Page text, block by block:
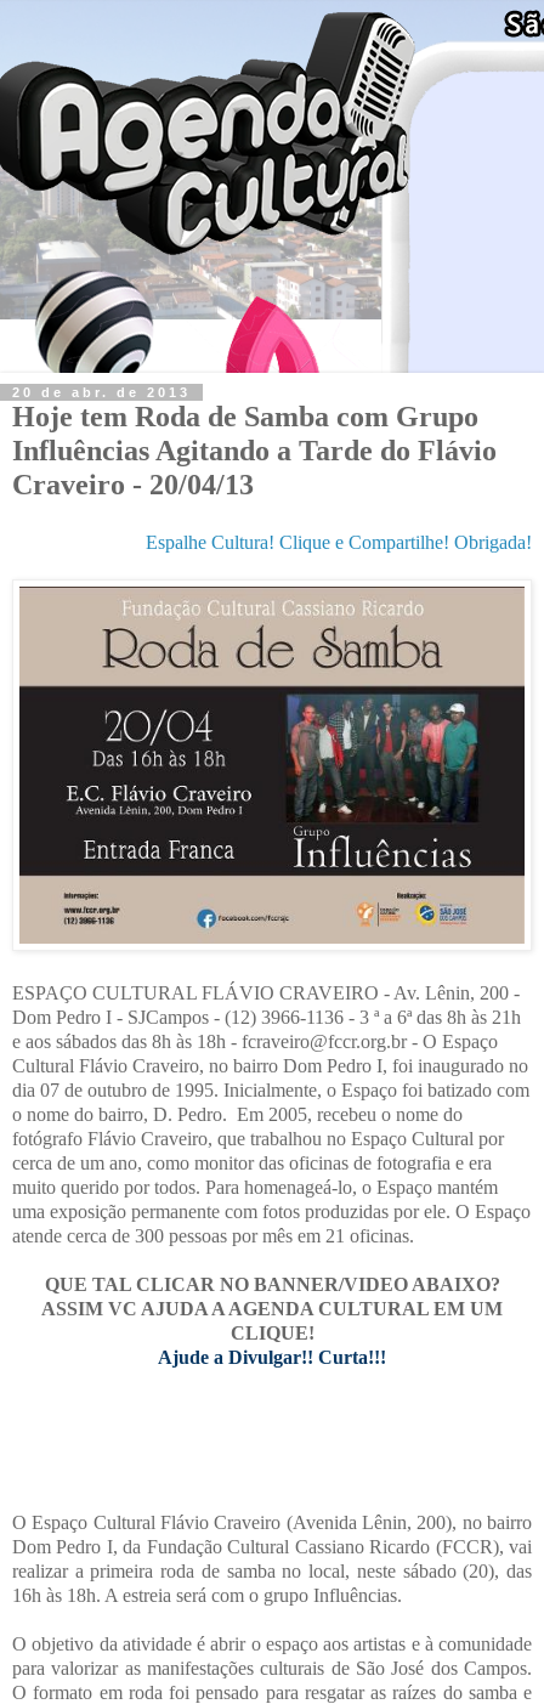
20 de abr. de 2013
Hoje tem Roda de Samba com Grupo
Influências Agitando a Tarde do Flávio
Craveiro - 20/04/13
Espalhe Cultura! Clique e Compartilhe! Obrigada!
ESPAÇO CULTURAL FLÁVIO CRAVEIRO - Av. Lênin, 200 -
Dom Pedro I - SJCampos - (12) 3966-1136 - 3 ª a 6ª das 8h às 21h
e aos sábados das 8h às 18h - fcraveiro@fccr.org.br - O Espaço
Cultural Flávio Craveiro, no bairro Dom Pedro I, foi inaugurado no
dia 07 de outubro de 1995. Inicialmente, o Espaço foi batizado com
o nome do bairro, D. Pedro. Em 2005, recebeu o nome do
fotógrafo Flávio Craveiro, que trabalhou no Espaço Cultural por
cerca de um ano, como monitor das oficinas de fotografia e era
muito querido por todos. Para homenageá-lo, o Espaço mantém
uma exposição permanente com fotos produzidas por ele. O Espaço
atende cerca de 300 pessoas por mês em 21 oficinas.
QUE TAL CLICAR NO BANNER/VIDEO ABAIXO?
ASSIM VC AJUDA A AGENDA CULTURAL EM UM
CLIQUE!
Ajude a Divulgar!! Curta!!!
O Espaço Cultural Flávio Craveiro (Avenida Lênin, 200), no bairro
Dom Pedro I, da Fundação Cultural Cassiano Ricardo (FCCR), vai
realizar a primeira roda de samba no local, neste sábado (20), das
16h às 18h. A estreia será com o grupo Influências.
O objetivo da atividade é abrir o espaço aos artistas e à comunidade
para valorizar as manifestações culturais de São José dos Campos.
O formato em roda foi pensado para resgatar as raízes do samba e